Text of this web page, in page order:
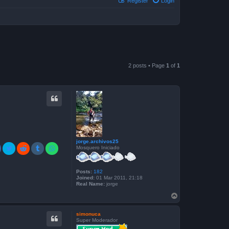
2 posts • Page 1 of 1
jorge.archivos25
Mosquero Iniciado
Posts: 182
Joined: 01 Mar 2011, 21:18
Real Name: jorge
o
p
simonuca
Super Moderador